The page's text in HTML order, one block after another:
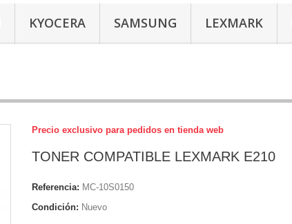
KYOCERA SAMSUNG LEXMARK
Precio exclusivo para pedidos en tienda web
TONER COMPATIBLE LEXMARK E210
Referencia: MC-10S0150
Condición: Nuevo